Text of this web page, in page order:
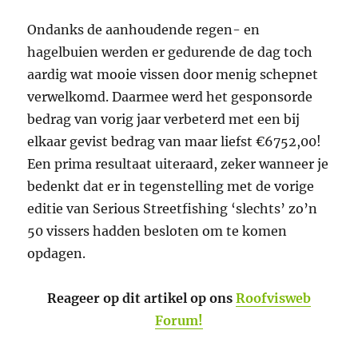
Ondanks de aanhoudende regen- en
hagelbuien werden er gedurende de dag toch
aardig wat mooie vissen door menig schepnet
verwelkomd. Daarmee werd het gesponsorde
bedrag van vorig jaar verbeterd met een bij
elkaar gevist bedrag van maar liefst €6752,00!
Een prima resultaat uiteraard, zeker wanneer je
bedenkt dat er in tegenstelling met de vorige
editie van Serious Streetfishing ‘slechts’ zo’n
50 vissers hadden besloten om te komen
opdagen.
Reageer op dit artikel op ons Roofvisweb
Forum!